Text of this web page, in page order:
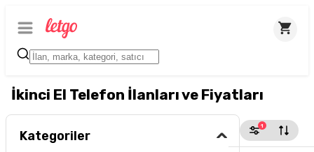
İkinci El Telefon İlanları ve Fiyatları
Kategoriler
1